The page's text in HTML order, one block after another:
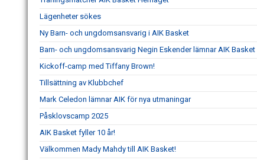
Lägenheter sökes
Ny Barn- och ungdomsansvarig i AIK Basket
Barn- och ungdomsansvarig Negin Eskender lämnar AIK Basket
Kickoff-camp med Tiffany Brown!
Tillsättning av Klubbchef
Mark Celedon lämnar AIK för nya utmaningar
Påsklovscamp 2025
AIK Basket fyller 10 år!
Välkommen Mady Mahdy till AIK Basket!